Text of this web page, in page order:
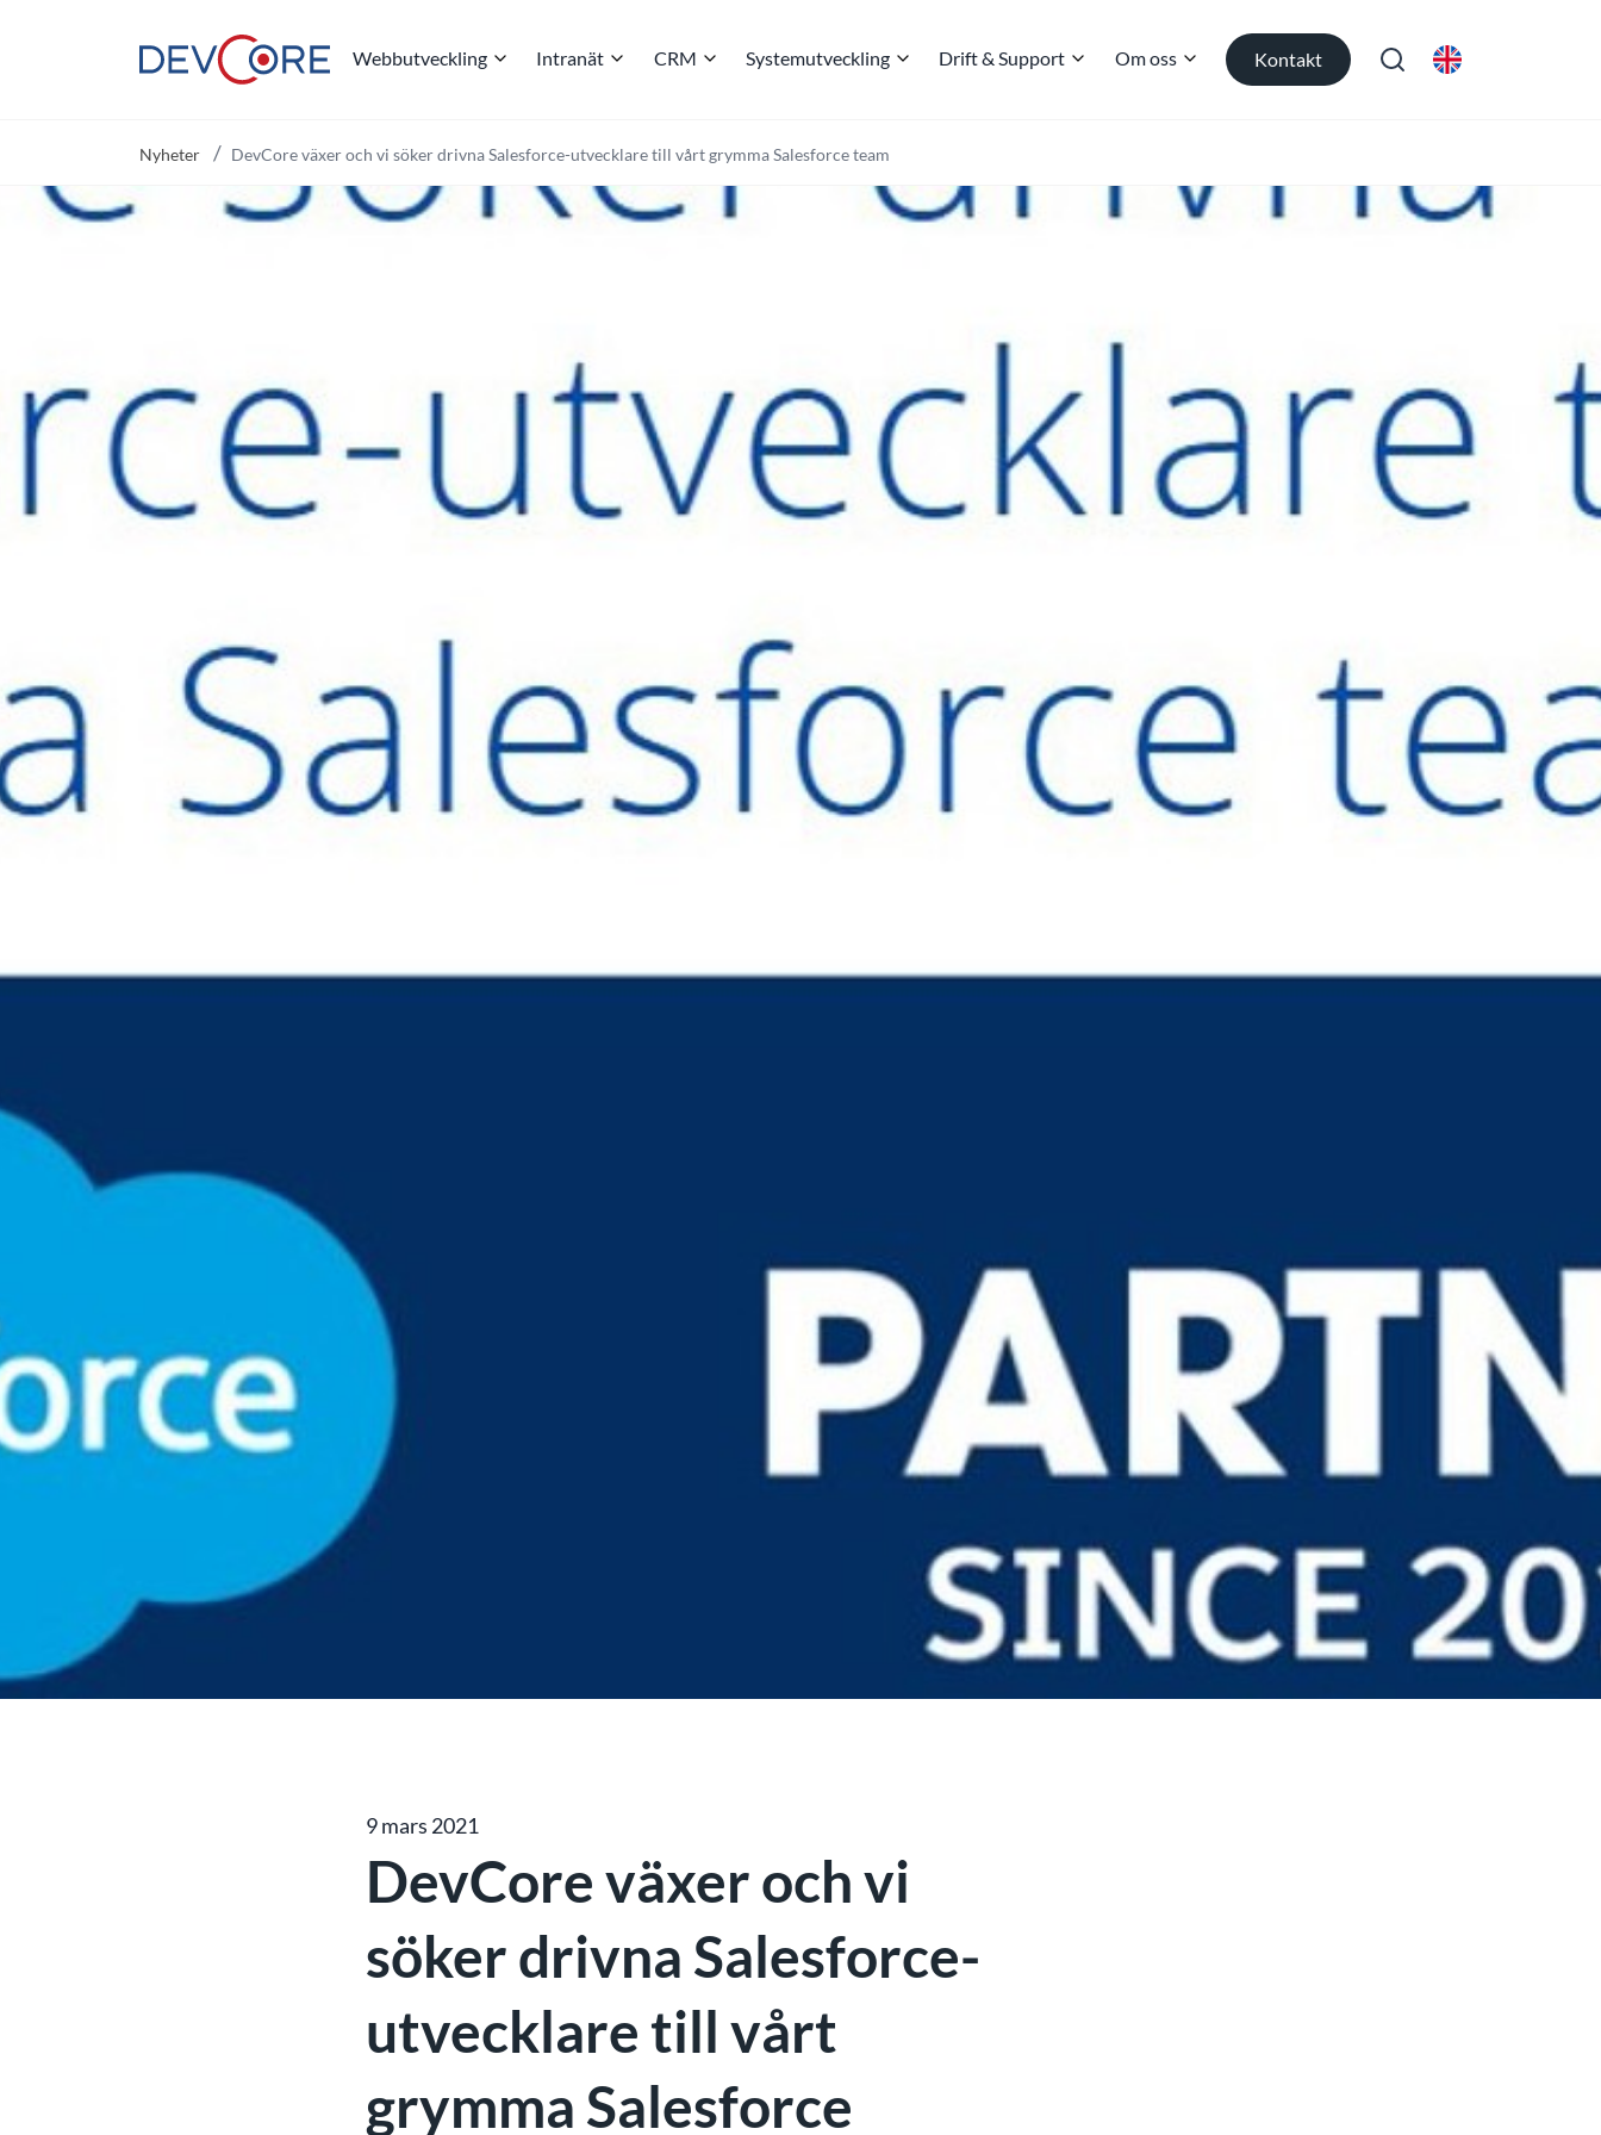
Webbutveckling Intranät CRM Systemutveckling Drift & Support Om oss Kontakt
Nyheter DevCore växer och vi söker drivna Salesforce-utvecklare till vårt grymma Salesforce team
9 mars 2021
DevCore växer och vi
söker drivna Salesforce-
utvecklare till vårt
grymma Salesforce